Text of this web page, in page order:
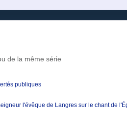
de la même série
publiques
l'évêque de Langres sur le chant de